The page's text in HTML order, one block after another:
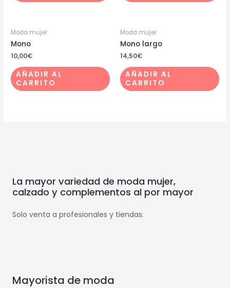
Moda mujer
Mono
10,00€
AÑADIR AL
CARRITO
Moda mujer
Mono largo
14,50€
AÑADIR AL
CARRITO
La mayor variedad de moda mujer,
calzado y complementos al por mayor
Solo venta a profesionales y tiendas.
Mayorista de moda